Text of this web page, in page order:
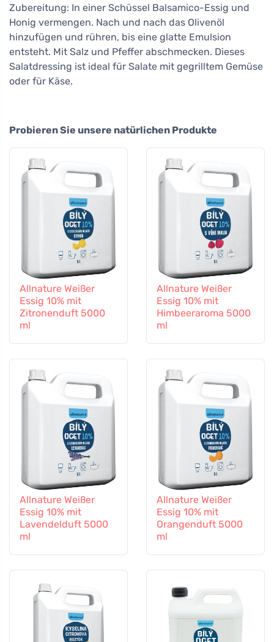
Zubereitung: In einer Schüssel Balsamico-Essig und
Honig vermengen. Nach und nach das Olivenöl
hinzufügen und rühren, bis eine glatte Emulsion
entsteht. Mit Salz und Pfeffer abschmecken. Dieses
Salatdressing ist ideal für Salate mit gegrilltem Gemüse
oder für Käse.
Probieren Sie unsere natürlichen Produkte
Allnature Weißer
Essig 10% mit
Zitronenduft 5000
ml
Allnature Weißer
Essig 10% mit
Himbeeraroma 5000
ml
Allnature Weißer
Essig 10% mit
Lavendelduft 5000
ml
Allnature Weißer
Essig 10% mit
Orangenduft 5000
ml